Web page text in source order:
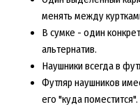
менять между
В сумке - один
альтернатив.
Наушники всегда в
Футляр наушников
его "куда поместится".